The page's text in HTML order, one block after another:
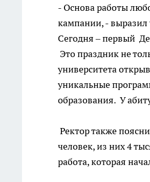
- Основа работы
кампании, -
Сегодня – первый
Это праздник не
университета
уникальные
образования. У
Ректор также
человек, из них 4
работа, которая